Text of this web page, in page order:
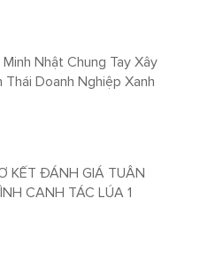
Nhật Chung Tay Xây
Thái Doanh Nghiệp Xanh
KẾT ĐÁNH GIÁ TUÂN
CANH TÁC LÚA 1